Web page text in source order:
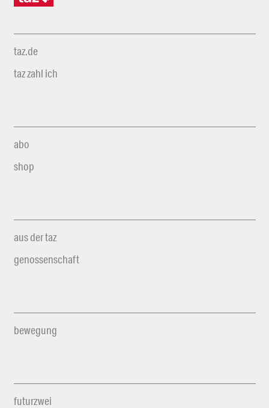
taz.de
taz zahl ich
abo
shop
aus der taz
genossenschaft
bewegung
futurzwei